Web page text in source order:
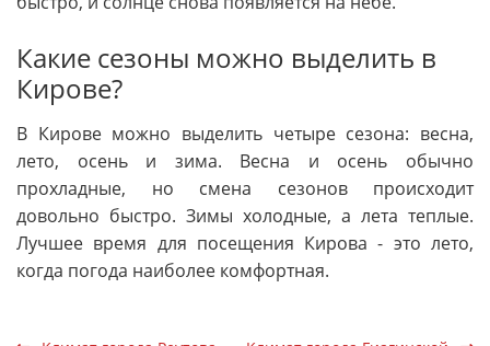
Какие сезоны можно выделить в
Кирове?
В Кирове можно выделить четыре сезона: весна,
лето, осень и зима. Весна и осень обычно
прохладные, но смена сезонов происходит
довольно быстро. Зимы холодные, а лета теплые.
Лучшее время для посещения Кирова - это лето,
когда погода наиболее комфортная.